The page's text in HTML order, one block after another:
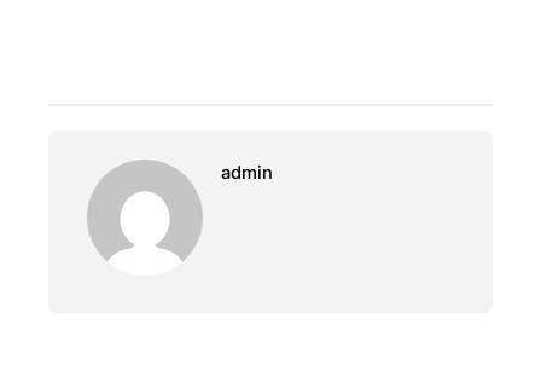
admin